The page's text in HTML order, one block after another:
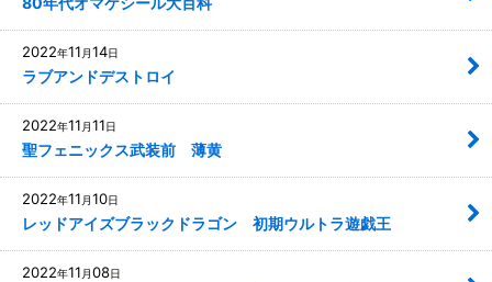
2022年11 月14日
ラブアンドデストロイ
2022年11 月11日
聖フェニックス武装前 薄黄
2022年11 月10日
レッドアイズブラックドラゴン 初期ウルトラ遊戯王
2022年11 月08日